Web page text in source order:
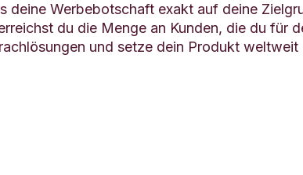
deine Werbebotschaft exakt auf deine
du die Menge an Kunden, die du für
und setze dein Produkt weltweit